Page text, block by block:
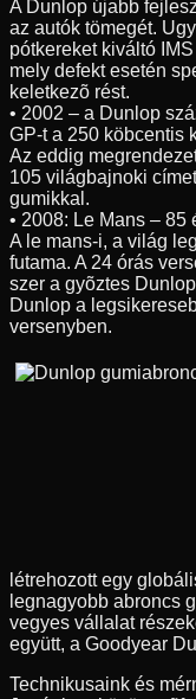
A Dunlop újabb
az autók tömegét.
pótkereket kiváltó
mely defekt esetén
keletkezõ rést.
• 2002 – a Dunlop
GP-t a 250 köbcentis
Az eddig
105 világbajnoki
gumikkal.
• 2008: Le Mans – 85
A le mans-i, a világ
futama. A 24 órás
szer a gyõztes
Dunlop a
versenyben.
létrehozott egy
legnagyobb abroncs
vegyes vállalat
együtt, a Goodyear
Technikusaink és